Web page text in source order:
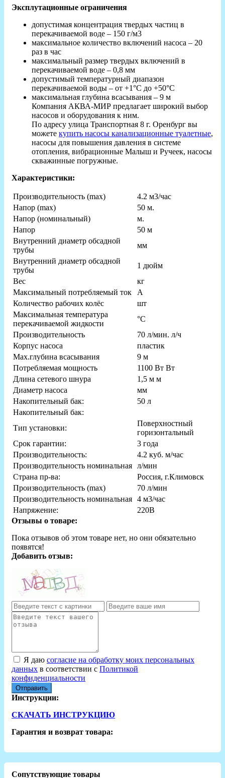
Эксплутационные ограничения
допустимая концентрация твердых частиц в
перекачиваемой воде – 150 г/м3
максимальное количество включений насоса – 20
раз в час
максимальный размер твердых включений в
перекачиваемой воде – 0,8 мм
допустимый температурный диапазон
перекачиваемой воды – от +1°С до +50°С
максимальная глубина всасывания – 9 м
Компания АКВА-МИР предлагает широкий выбор
насосов и оборудования к ним.
По адресу улица Транспортная 8 г. Оренбург вы
можете купить насосы канализационные туалетные,
насосы для повышения давления в системе
отопления, вибрационные Малыш и Ручеек, насосы
скважинные погружные.
Характеристики:
Производительность (max)
4.2 м3/час
Напор (max)
50 м.
Напор (номинальный)
м.
Hапор
50 м
Внутренний диаметр обсадной
трубы
мм
Внутренний диаметр обсадной
трубы
1 дюйм
Вес
кг
Максимальный потребляемый ток
А
Количество рабочих колёс
шт
Максимальная температура
перекачиваемой жидкости
°С
Производительность
70 л/мин. л/ч
Корпус насоса
пластик
Мах.глубина всасывания
9 м
Потребляемая мощность
1100 Вт Вт
Длина сетевого шнура
1,5 м м
Диаметр насоса
мм
Накопительный бак:
50 л
Накопительный бак:
Тип установки:
Поверхностный
горизонтальный
Срок гарантии:
3 года
Производительность:
4.2 куб. м/час
Производительность номинальная л/мин
Страна пр-ва:
Россия, г.Климовск
Производительность (max)
70 л/мин
Производительность номинальная 4 м3/час
Напряжение:
220В
Отзывы о товаре:
Пока отзывов об этом товаре нет, но они обязательно
появятся!
Добавить отзыв:
Я даю согласие на обработку моих персональных
данных в соответствии с Политикой
конфиденциальности
Отправить
Инструкции:
СКАЧАТЬ ИНСТРУКЦИЮ
Гарантия и возврат товара:
Сопутствующие товары